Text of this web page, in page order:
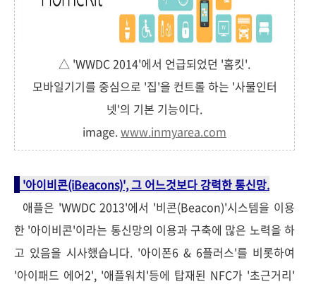
△ 'WWDC 2014'에서 언급되었던 '홈킷'.
모바일기기를 중심으로 '집'을 컨트롤 하는 '사물인터
넷'의 기본 기능이다.
image.www.inmyarea.com
'아이비콘(iBeacons)', 그 어느것보다 강력한 통신망.
애플은 'WWDC 2013'에서 '비콘(Beacon)'시스템을 이용
한 '아이비콘'이라는 통신망의 이용과 구축에 많은 노력을 하
고 있음을 시사했습니다. '아이폰6 & 6플러스'를 비롯하여
'아이패드 에어2', '애플워치'등에 탑재된 NFC가 '초근거리'